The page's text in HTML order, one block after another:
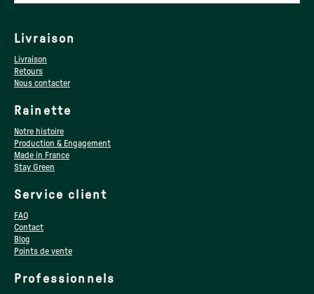
Livraison
Livraison
Retours
Nous contacter
Rainette
Notre histoire
Production & Engagement
Made in France
Stay Green
Service client
FAQ
Contact
Blog
Points de vente
Professionnels